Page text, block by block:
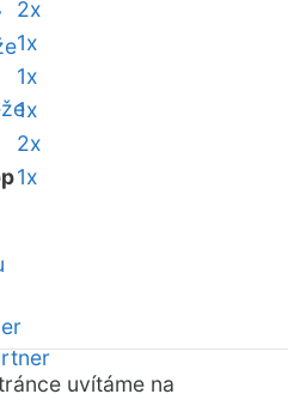
2x
1x
1x
1x
2x
1x
uvítáme na